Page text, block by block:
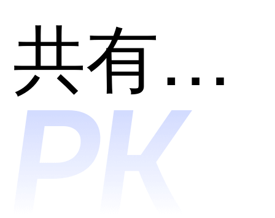
游戏营
销大师
共有分类：营销裂变活动工具